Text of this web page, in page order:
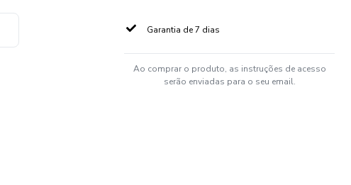
Garantia de 7 dias
Ao comprar o produto, as instruções de acesso
serão enviadas para o seu email.